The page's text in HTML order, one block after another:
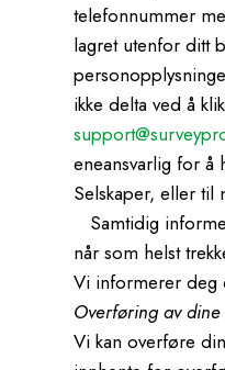
telefonnummer
lagret utenfor ditt
ikke delta ved å
eneansvarlig for å
Selskaper, eller til
Samtidig
når som helst
Vi informerer deg
Overføring av
Vi kan overføre